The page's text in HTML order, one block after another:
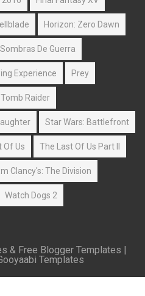
Horizon: Zero Dawn
De Guerra
Experience Prey
Raider
Star Wars: Battlefront
Of Us The Last Of Us Part II
Clancy's: The Division
Watch Dogs 2
& Free Blogger Templates |
Templates